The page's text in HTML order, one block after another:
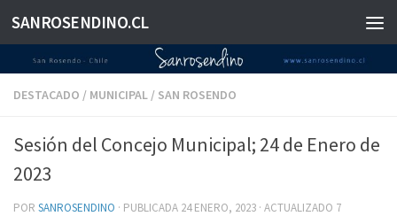
Saltar al contenido
SANROSENDINO.CL
DESTACADO / MUNICIPAL / SAN ROSENDO
Sesión del Concejo Municipal; 24 de Enero de
2023
POR SANROSENDINO · PUBLICADA 24 ENERO, 2023 · ACTUALIZADO 7